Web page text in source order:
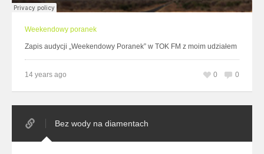
Weekendowy poranek
Zapis audycji „Weekendowy Poranek” w TOK FM z moim udziałem
14 years ago 0
0
Bez wody na diamentach